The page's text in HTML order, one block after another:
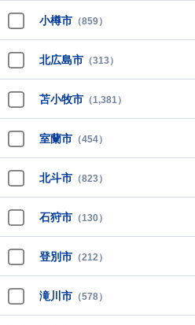
小樽市 （859）
北広島市 （313）
苫小牧市 （1,381）
室蘭市 （454）
北斗市 （823）
石狩市 （130）
登別市 （212）
滝川市 （578）